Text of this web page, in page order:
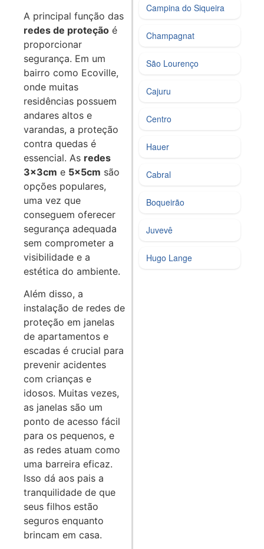
A principal função das
redes de proteção é
proporcionar
segurança. Em um
bairro como Ecoville,
onde muitas
residências possuem
andares altos e
varandas, a proteção
contra quedas é
essencial. As redes
3x3cm e 5x5cm são
opções populares,
uma vez que
conseguem oferecer
segurança adequada
sem comprometer a
visibilidade e a
estética do ambiente.
Além disso, a
instalação de redes de
proteção em janelas
de apartamentos e
escadas é crucial para
prevenir acidentes
com crianças e
idosos. Muitas vezes,
as janelas são um
ponto de acesso fácil
para os pequenos, e
as redes atuam como
uma barreira eficaz.
Isso dá aos pais a
tranquilidade de que
seus filhos estão
seguros enquanto
brincam em casa.
Campina do Siqueira
Champagnat
São Lourenço
Cajuru
Centro
Hauer
Cabral
Boqueirão
Juvevê
Hugo Lange